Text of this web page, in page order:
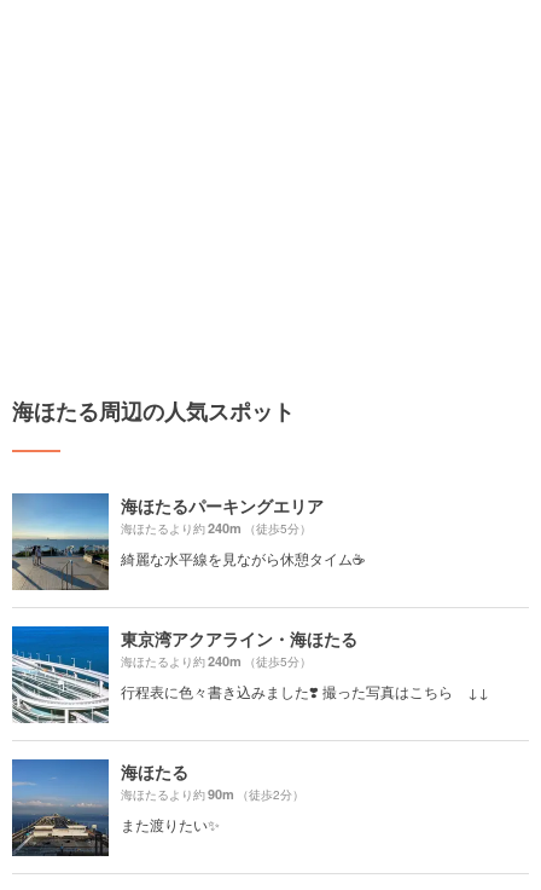
海ほたる周辺の人気スポット
海ほたるパーキングエリア
海ほたるより約240m （徒歩5分）
綺麗な水平線を見ながら休憩タイム☕️
東京湾アクアライン・海ほたる
海ほたるより約240m （徒歩5分）
行程表に色々書き込みました❣️ 撮った写真はこちら ↓↓
海ほたる
海ほたるより約90m （徒歩2分）
また渡りたい✨